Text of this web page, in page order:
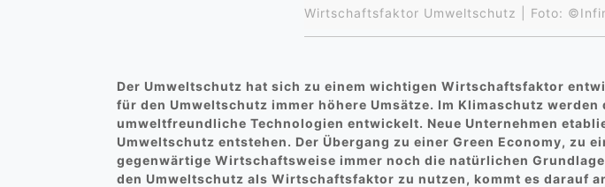
Wirtschaftsfaktor Umweltschutz | Foto:
Der Umweltschutz hat sich zu einem wichtigen Wirtschaftsfaktor
für den Umweltschutz immer höhere Umsätze. Im Klimaschutz
umweltfreundliche Technologien entwickelt. Neue Unternehmen
Umweltschutz entstehen. Der Übergang zu einer Green Economy,
gegenwärtige Wirtschaftsweise immer noch die natürlichen
den Umweltschutz als Wirtschaftsfaktor zu nutzen, kommt es darauf